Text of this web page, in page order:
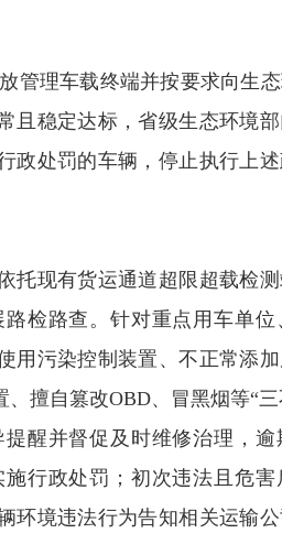
理车载终端并按要求向生
且稳定达标，省级生态环境
政处罚的车辆，停止执行上
现有货运通道超限超载检测
检路查。针对重点用车单
用污染控制装置、不正常添
擅自篡改OBD、冒黑烟等“三
并督促及时维修治理，逾
行政处罚；初次违法且危
境违法行为告知相关运输公